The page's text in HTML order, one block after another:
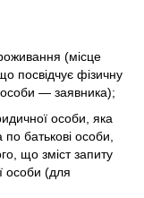
(місце
посвідчує фізичну
особи — заявника);
особи, яка
батькові особи,
що зміст запиту
особи (для